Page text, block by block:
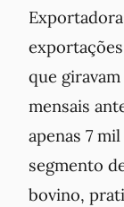
que
mensais
apenas 7
segmento
bovino,